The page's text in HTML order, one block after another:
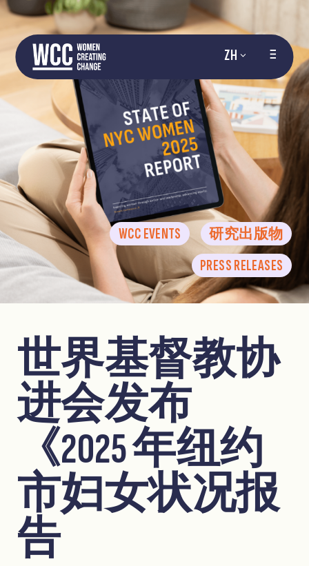
ZH
WCC EVENTS
研究出版物
PRESS RELEASES
世界基督教协
进会发布
《2025 年纽约
市妇女状况报
告